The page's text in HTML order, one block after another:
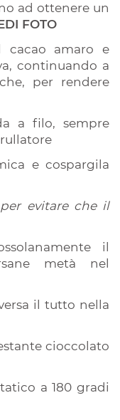
ad ottenere un
FOTO
cacao amaro e
continuando a
per rendere
a filo, sempre
e cospargila
evitare che il
il
metà nel
il tutto nella
cioccolato
a 180 gradi